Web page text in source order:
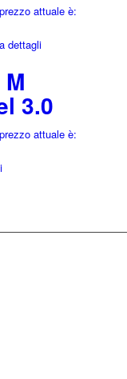
attuale è:
dettagli
3.0
attuale è: